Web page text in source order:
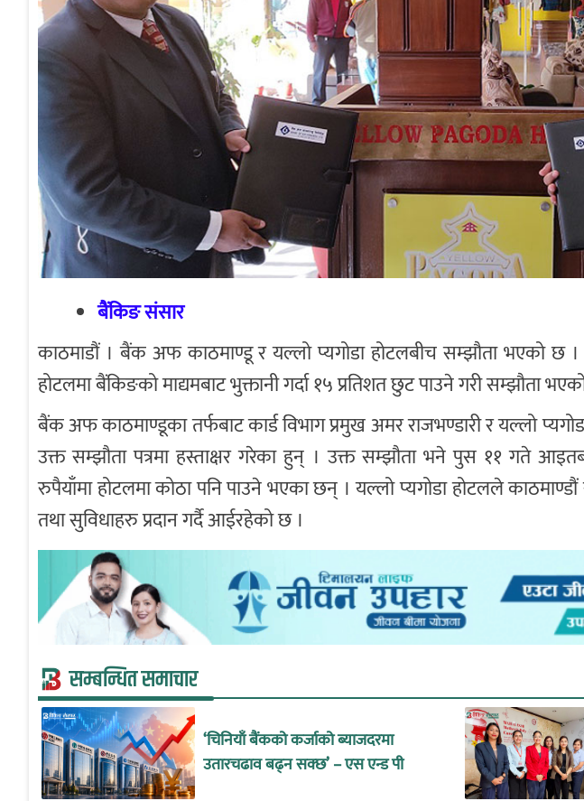
बैंकिङ संसार
काठमाडौं । बैंक अफ काठमाण्डू र यल्लो प्यगोडा होटलबीच सम्झौता भएको छ
होटलमा बैंकिङको माद्यमबाट भुक्तानी गर्दा १५ प्रतिशत छुट पाउने गरी सम्झौता
बैंक अफ काठमाण्डूका तर्फबाट कार्ड विभाग प्रमुख अमर राजभण्डारी र यल्लो
उक्त सम्झौता पत्रमा हस्ताक्षर गरेका हुन् । उक्त सम्झौता भने पुस ११ गते
रुपैयाँमा होटलमा कोठा पनि पाउने भएका छन् । यल्लो प्यगोडा होटलले
तथा सुविधाहरु प्रदान गर्दै आईरहेको छ ।
सम्बन्धित समाचार
‘चिनियाँ बैंकको कर्जाको ब्याजदरमा
उतारचढाव बढ्न सक्छ’ – एस एन्ड पी